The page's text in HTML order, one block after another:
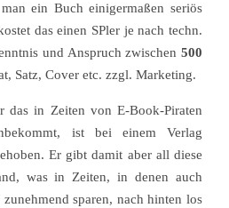
ein Buch einigermaßen seriös
das einen SPler je nach techn.
und Anspruch zwischen 500
Satz, Cover etc. zzgl. Marketing.
das in Zeiten von E-Book-Piraten
ist bei einem Verlag
Er gibt damit aber all diese
was in Zeiten, in denen auch
sparen, nach hinten los